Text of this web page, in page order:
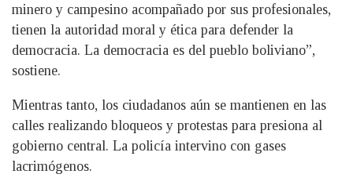
minero y campesino acompañado por sus profesionales,
tienen la autoridad moral y ética para defender la
democracia. La democracia es del pueblo boliviano”,
sostiene.
Mientras tanto, los ciudadanos aún se mantienen en las
calles realizando bloqueos y protestas para presiona al
gobierno central. La policía intervino con gases
lacrimógenos.